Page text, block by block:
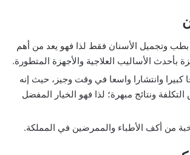
وتجميل الأسنان فقط لذا فهو يعد من أهم
بأحدث الأساليب العلاجية والأجهزة المتطورة.
كبيرا وانتشارا واسعا في وقت وجيز، حيث إنه
التكلفة ونتائج مبهرة؛ لذا فهو الخيار المفضل
من أكف الأطباء والممرضين في المملكة.